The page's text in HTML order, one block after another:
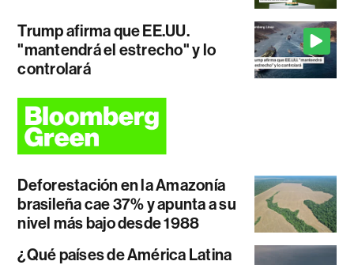
Trump afirma que EE.UU.
"mantendrá el estrecho" y lo
controlará
Deforestación en la Amazonía
brasileña cae 37% y apunta a su
nivel más bajo desde 1988
¿Qué países de América Latina